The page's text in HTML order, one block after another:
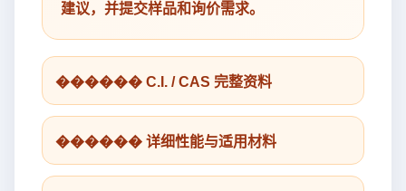
建议，并提交样品和询价需求。
������ C.I. / CAS 完整资料
������ 详细性能与适用材料